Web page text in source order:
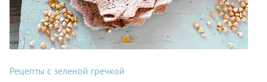
Рецепты с зеленой гречкой